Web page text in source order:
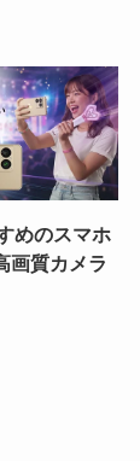
めのスマホ
画質カメラ